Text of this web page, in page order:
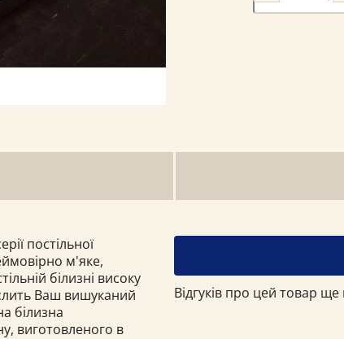
постільної
м'яке,
білизні високу
Ваш вишуканий
білизна
виготовленого в
Відгуків про цей товар ще